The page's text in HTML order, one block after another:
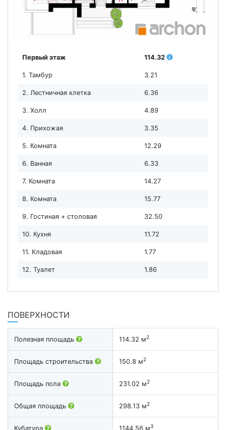
Первый этаж 114.32
1. Тамбур 3.21
2. Лестничная клетка 6.36
3. Холл 4.89
4. Прихожая 3.35
5. Комната 12.29
6. Ванная 6.33
7. Комната 14.27
8. Комната 15.77
9. Гостиная + столовая 32.50
10. Кухня 11.72
11. Кладовая 1.77
12. Туалет 1.86
ПОВЕРХНОСТИ
Полезная площадь 114.32 м2
Площадь строительства 150.8 м2
Площадь пола 231.02 м2
Общая площадь 298.13 м2
Кубатура 1144.56 м3